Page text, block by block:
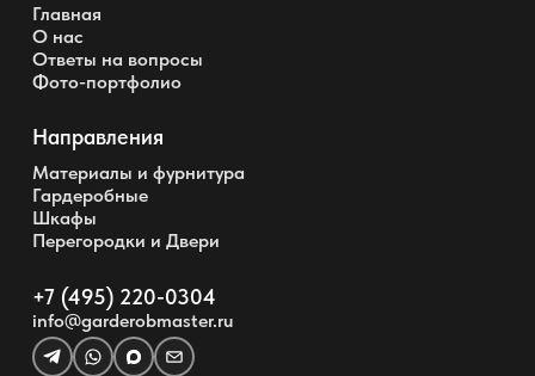
Главная
О нас
Ответы на вопросы
Фото-портфолио
Направления
Материалы и фурнитура
Гардеробные
Шкафы
Перегородки и Двери
+7 (495) 220-0304
info@garderobmaster.ru